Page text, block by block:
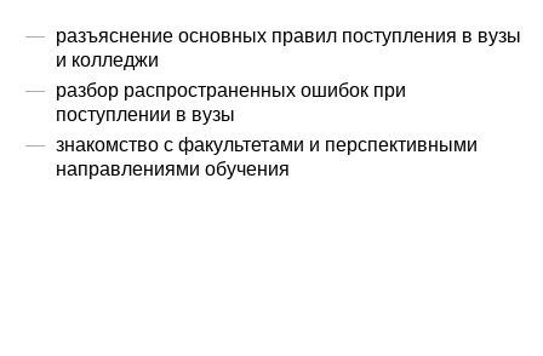
разъяснение основных правил поступления в вузы
и колледжи
разбор распространенных ошибок при
поступлении в вузы
знакомство с факультетами и перспективными
направлениями обучения